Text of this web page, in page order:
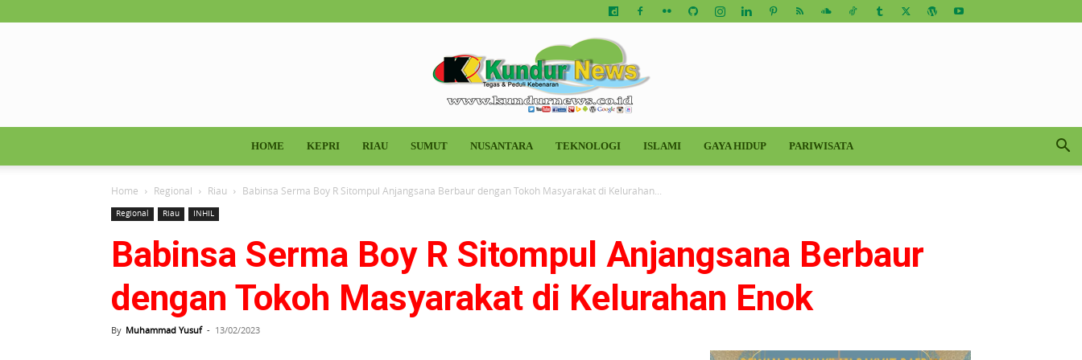
Kundur
News
HOME KEPRI RIAU SUMUT NUSANTARA TEKNOLOGI ISLAMI GAYA HIDUP PARIWISATA
Home Regional Riau Babinsa Serma Boy R Sitompul Anjangsana Berbaur dengan Tokoh Masyarakat di Kelurahan...
Regional Riau INHIL
Babinsa Serma Boy R Sitompul Anjangsana Berbaur
dengan Tokoh Masyarakat di Kelurahan Enok
By Muhammad Yusuf - 13/02/2023